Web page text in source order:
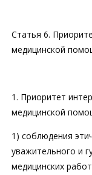
Статья 6.
медицинской
1. Приоритет
медицинской
1) соблюдения
уважительного и
медицинских